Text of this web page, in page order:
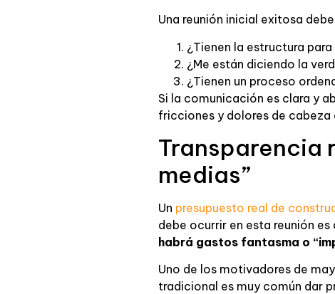
Una reunión inicial exitosa
¿Tienen la estructura
¿Me están diciendo la
¿Tienen un proceso
Si la comunicación es clara y
fricciones y dolores de cabeza
Transparencia
medias”
Un presupuesto real de
debe ocurrir en esta reunión
habrá gastos fantasma o
Uno de los motivadores de
tradicional es muy común dar